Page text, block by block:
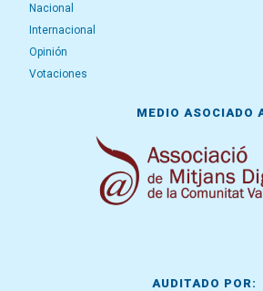
Nacional
Internacional
Opinión
Votaciones
MEDIO ASOCIADO
AUDITADO POR: